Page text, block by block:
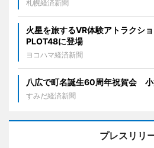
札幌経済新聞
火星を旅するVR体験アトラクシ
PLOT48に登場
ヨコハマ経済新聞
八広で町名誕生60周年祝賀会
すみだ経済新聞
プレスリリ